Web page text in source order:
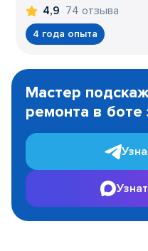
4,9 74 отзыва
4 года опыта
1
Мастер
ремонта в боте